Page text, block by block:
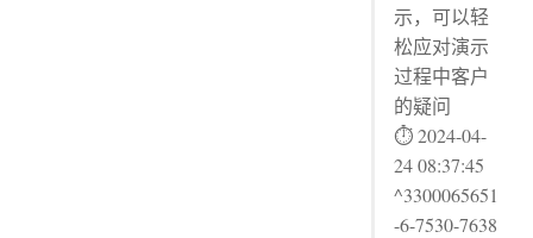
示，可以轻
松应对演示
过程中客户
的疑问
⏱ 2024-04-
24 08:37:45
^3300065651
-6-7530-7638